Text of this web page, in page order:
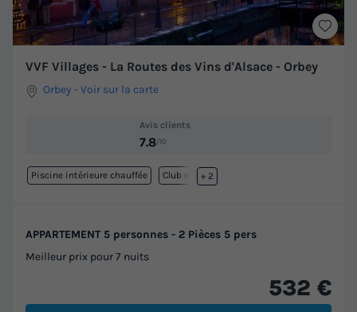
VVF Villages - La Routes des Vins d'Alsace - Orbey
Orbey -Voir sur la carte
Avis clients
7.8/10
Piscine intérieure chauffée Club enfant
+ 2
APPARTEMENT 5 personnes - 2 Pièces 5 pers
Meilleur prix pour 7 nuits
532 €